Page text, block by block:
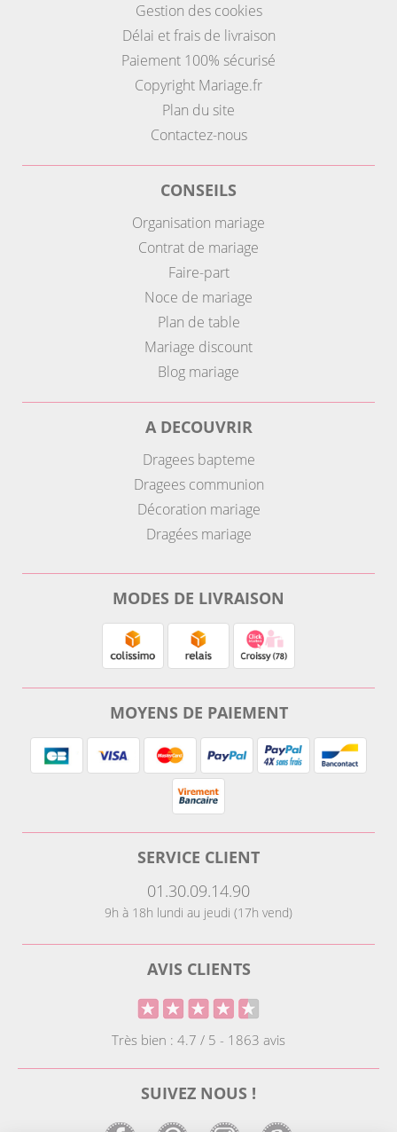
Gestion des cookies
Délai et frais de livraison
Paiement 100% sécurisé
Copyright Mariage.fr
Plan du site
Contactez-nous
CONSEILS
Organisation mariage
Contrat de mariage
Faire-part
Noce de mariage
Plan de table
Mariage discount
Blog mariage
A DECOUVRIR
Dragees bapteme
Dragees communion
Décoration mariage
Dragées mariage
MODES DE LIVRAISON
MOYENS DE PAIEMENT
SERVICE CLIENT
01.30.09.14.90
9h à 18h lundi au jeudi (17h vend)
AVIS CLIENTS
Très bien : 4.7 / 5 - 1863 avis
SUIVEZ NOUS !